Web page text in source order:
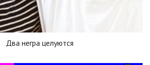
Два негра целуются